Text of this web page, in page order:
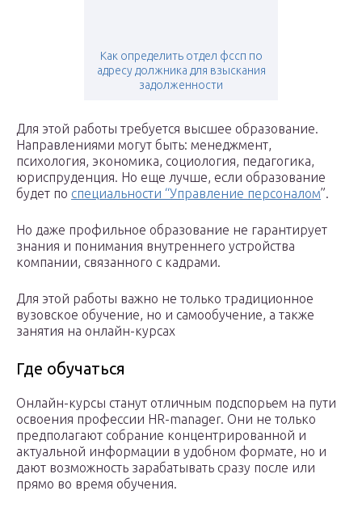
Как определить отдел фссп по
адресу должника для взыскания
задолженности
Для этой работы требуется высшее образование.
Направлениями могут быть: менеджмент,
психология, экономика, социология, педагогика,
юриспруденция. Но еще лучше, если образование
будет по специальности “Управление персоналом”.
Но даже профильное образование не гарантирует
знания и понимания внутреннего устройства
компании, связанного с кадрами.
Для этой работы важно не только традиционное
вузовское обучение, но и самообучение, а также
занятия на онлайн-курсах
Где обучаться
Онлайн-курсы станут отличным подспорьем на пути
освоения профессии HR-manager. Они не только
предполагают собрание концентрированной и
актуальной информации в удобном формате, но и
дают возможность зарабатывать сразу после или
прямо во время обучения.